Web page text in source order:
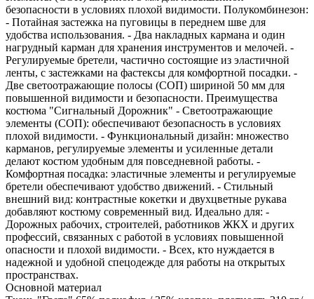
безопасности в условиях плохой видимости. Полукомбинезон:
- Потайная застежка на пуговицы в переднем шве для
удобства использования. - Два накладных кармана и один
нагрудный карман для хранения инструментов и мелочей. -
Регулируемые бретели, частично состоящие из эластичной
ленты, с застежками на фастексы для комфортной посадки. -
Две светоотражающие полосы (СОП) шириной 50 мм для
повышенной видимости и безопасности. Преимущества
костюма "Сигнальный Дорожник" - Светоотражающие
элементы (СОП): обеспечивают безопасность в условиях
плохой видимости. - Функциональный дизайн: множество
карманов, регулируемые элементы и усиленные детали
делают костюм удобным для повседневной работы. -
Комфортная посадка: эластичные элементы и регулируемые
бретели обеспечивают удобство движений. - Стильный
внешний вид: контрастные кокетки и двухцветные рукава
добавляют костюму современный вид. Идеально для: -
Дорожных рабочих, строителей, работников ЖКХ и других
профессий, связанных с работой в условиях повышенной
опасности и плохой видимости. - Всех, кто нуждается в
надежной и удобной спецодежде для работы на открытых
пространствах.
Основной материал